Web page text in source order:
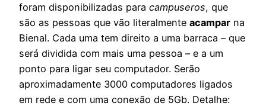
foram disponibilizadas para campuseros, que
são as pessoas que vão literalmente acampar na
Bienal. Cada uma tem direito a uma barraca – que
será dividida com mais uma pessoa – e a um
ponto para ligar seu computador. Serão
aproximadamente 3000 computadores ligados
em rede e com uma conexão de 5Gb. Detalhe: